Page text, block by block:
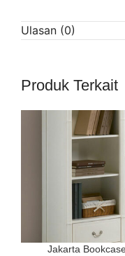
Ulasan (0)
Produk Terkait
Jakarta